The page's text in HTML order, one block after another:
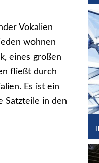
Vokalien
wohnen
eines großen
fließt durch
Es ist ein
Satzteile in den